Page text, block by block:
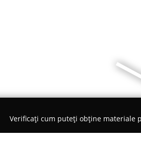
Verificați cum puteți obține materiale